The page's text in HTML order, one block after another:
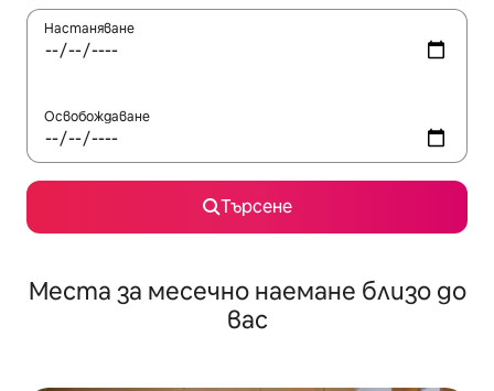
Настаняване
Освобождаване
Търсене
Места за месечно наемане близо до
вас